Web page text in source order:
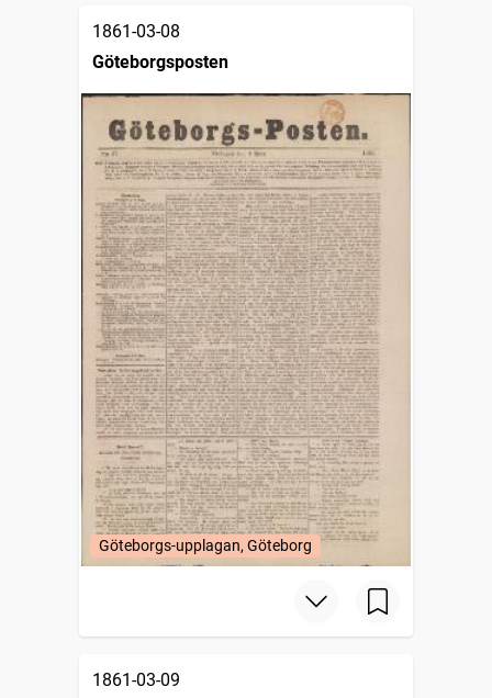
1861-03-08
Göteborgsposten
Göteborgs-upplagan, Göteborg
1861-03-09